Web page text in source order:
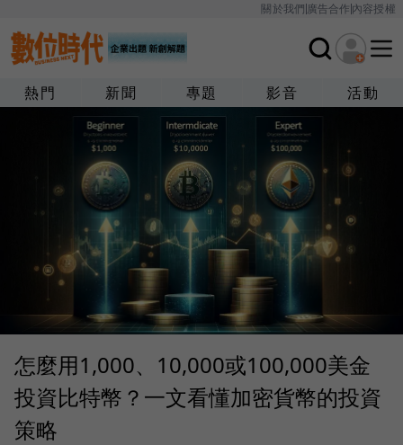
關於我們廣告合作內容授權
熱門 新聞 專題 影音 活動
怎麼用1,000、10,000或100,000美金
投資比特幣？一文看懂加密貨幣的投資
策略